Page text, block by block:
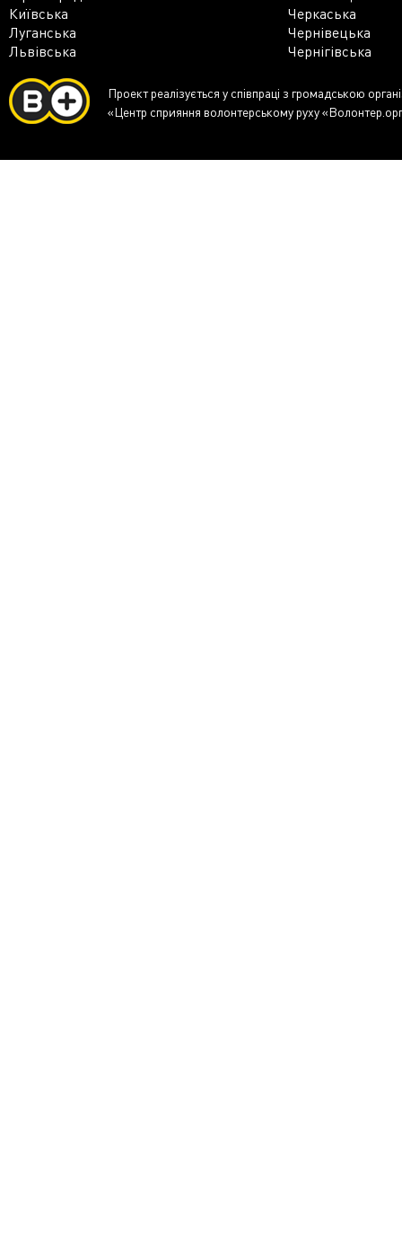
Київська
Черкаська
Луганська
Чернівецька
Львівська
Чернігівська
Проект реалізується у співпраці з громадською
«Центр сприяння волонтерському руху